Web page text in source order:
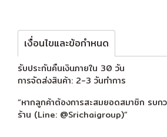
เงื่อนไขและข้อกำหนด
รับประกันคืนเงินภายใน 30 วัน
การจัดส่งสินค้า: 2-3 วันทำการ
“หากลูกค้าต้องการสะสมยอดสมาชิก รบก
ร้าน (Line: @Srichaigroup)”